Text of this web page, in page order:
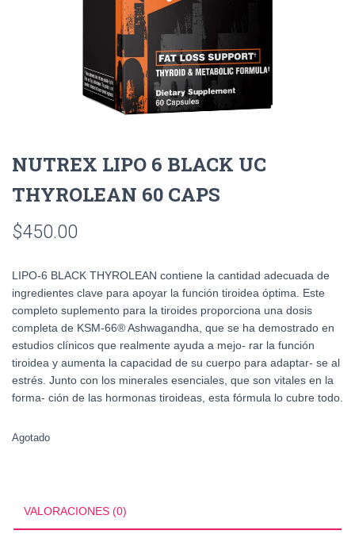
NUTREX LIPO 6 BLACK UC
THYROLEAN 60 CAPS
$450.00
LIPO-6 BLACK THYROLEAN contiene la cantidad adecuada de
ingredientes clave para apoyar la función tiroidea óptima. Este
completo suplemento para la tiroides proporciona una dosis
completa de KSM-66® Ashwagandha, que se ha demostrado en
estudios clínicos que realmente ayuda a mejo- rar la función
tiroidea y aumenta la capacidad de su cuerpo para adaptar- se al
estrés. Junto con los minerales esenciales, que son vitales en la
forma- ción de las hormonas tiroideas, esta fórmula lo cubre todo.
Agotado
VALORACIONES (0)